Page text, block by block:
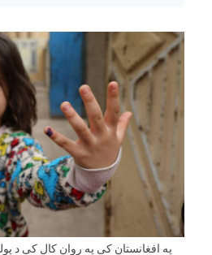
په افغانستان کې په روان کال کې د